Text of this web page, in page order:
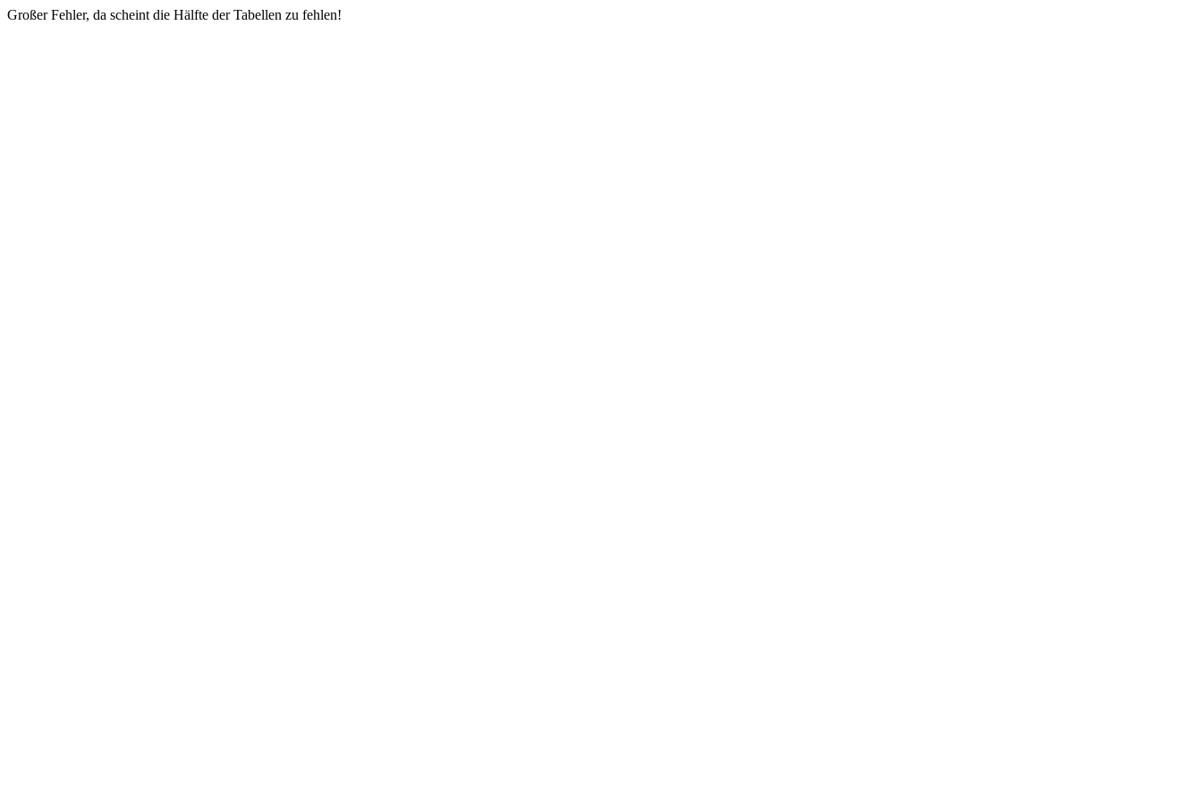
Großer Fehler, da scheint die Hälfte der Tabellen zu fehlen!